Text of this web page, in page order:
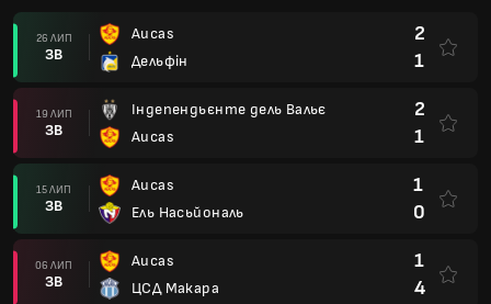
26 ЛИП
ЗВ
Aucas
Дельфін
2
1
19 ЛИП
ЗВ
Індепендьєнте дель Вальє
Aucas
2
1
15 ЛИП
ЗВ
Aucas
Ель Насьйональ
1
0
06 ЛИП
ЗВ
Aucas
ЦСД Макара
1
4